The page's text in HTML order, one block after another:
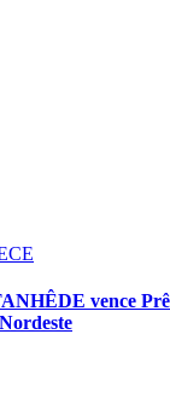
vence